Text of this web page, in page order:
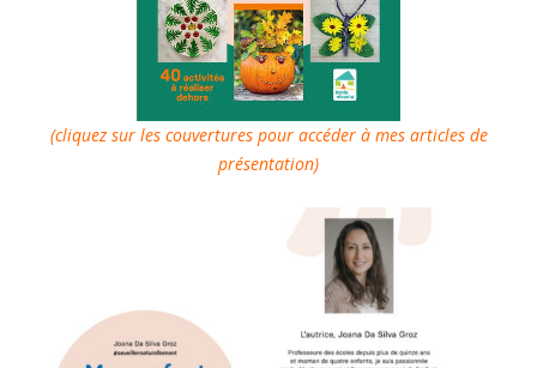
(cliquez sur les couvertures pour accéder à mes articles de
présentation)